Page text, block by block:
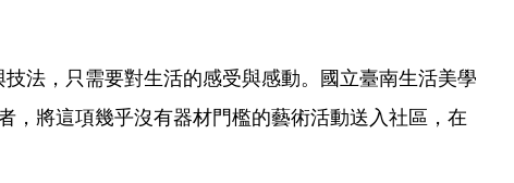
法，只需要對生活的感受與感動。國立臺南生活美學
，將這項幾乎沒有器材門檻的藝術活動送入社區，在